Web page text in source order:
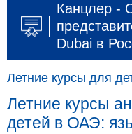
Канцлер -
Dubai в
Летние курсы для
Летние курсы
детей в ОАЭ: